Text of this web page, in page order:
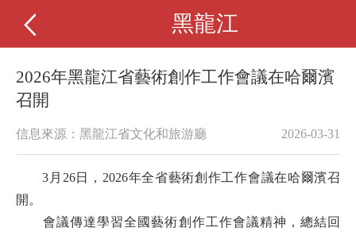
黑龍江
2026年黑龍江省藝術創作工作會議在哈爾濱
召開
信息來源：黑龍江省文化和旅游廳 2026-03-31
3月26日，2026年全省藝術創作工作會議在哈爾濱召
開。
會議傳達學習全國藝術創作工作會議精神，總結回